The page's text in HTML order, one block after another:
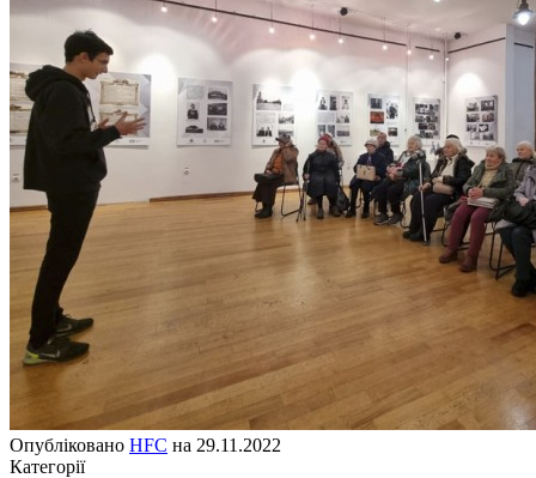
Опубліковано HFC на 29.11.2022
Категорії